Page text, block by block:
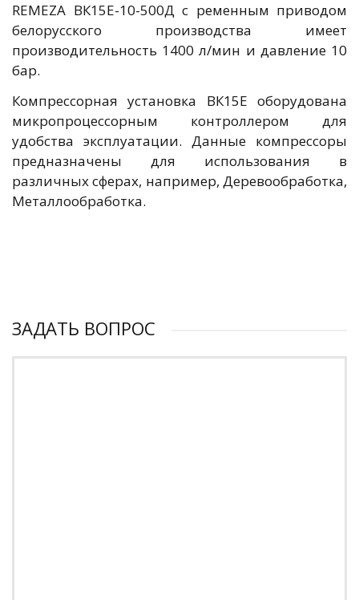
REMEZA ВК15E-10-500Д с ременным приводом
белорусского производства имеет
производительность 1400 л/мин и давление 10
бар.
Компрессорная установка ВК15E оборудована
микропроцессорным контроллером для
удобства эксплуатации. Данные компрессоры
предназначены для использования в
различных сферах, например, Деревообработка,
Металлообработка.
ЗАДАТЬ ВОПРОС